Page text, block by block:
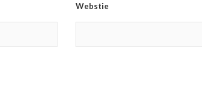
Webstie